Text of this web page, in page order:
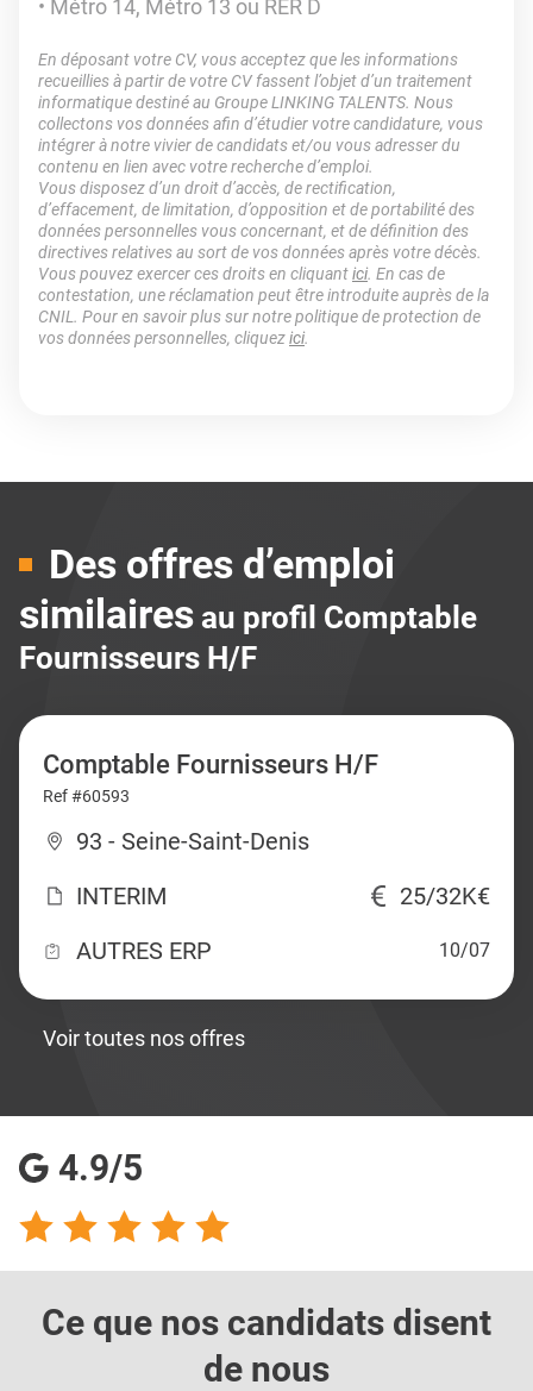
Métro 14, Métro 13 ou RER D
En déposant votre CV, vous acceptez que les informations
recueillies à partir de votre CV fassent l’objet d’un traitement
informatique destiné au Groupe LINKING TALENTS. Nous
collectons vos données afin d’étudier votre candidature, vous
intégrer à notre vivier de candidats et/ou vous adresser du
contenu en lien avec votre recherche d’emploi.
Vous disposez d’un droit d’accès, de rectification,
d’effacement, de limitation, d’opposition et de portabilité des
données personnelles vous concernant, et de définition des
directives relatives au sort de vos données après votre décès.
Vous pouvez exercer ces droits en cliquantici. En cas de
contestation, une réclamation peut être introduite auprès de la
CNIL. Pour en savoir plus sur notre politique de protection de
vos données personnelles, cliquezici.
Des offres d’emploi
similaires au profil Comptable
Fournisseurs H/F
Comptable Fournisseurs H/F
Ref #60593
93 - Seine-Saint-Denis
INTERIM
25/32K€
AUTRES ERP
10/07
Voir toutes nos offres
4.9/5
Ce que nos candidats disent
de nous